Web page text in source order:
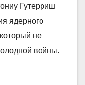
Гутерриш
ядерного
не
войны.